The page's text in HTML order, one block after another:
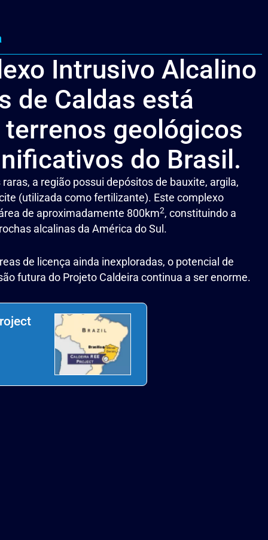
de terras
Intrusivo Alcalino
de Caldas está
geológicos
do Brasil.
a região possui depósitos de bauxite, argila,
(utilizada como fertilizante). Este complexo
de aproximadamente 800km2, constituindo a
alcalinas da América do Sul.
de licença ainda inexploradas, o potencial de
futura do Projeto Caldeira continua a ser enorme.